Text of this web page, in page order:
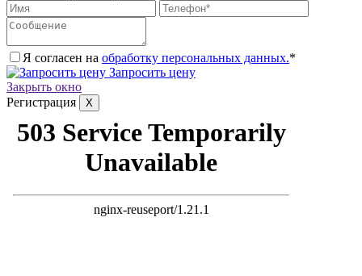
Я согласен на обработку персональных данных.*
Запросить цену
Закрыть окно
Регистрация
X